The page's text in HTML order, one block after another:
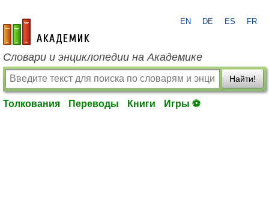
academic.ru
EN DE ES FR
Словари и энциклопедии на Академике
Найти!
Толкования Переводы Книги Игры ⚽